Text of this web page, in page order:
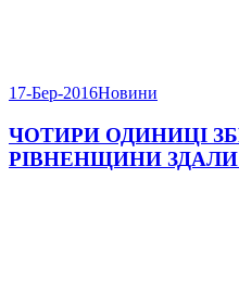
17-Бер-2016Новини
ЧОТИРИ ОДИНИЦІ
РІВНЕНЩИНИ ЗДАЛИ